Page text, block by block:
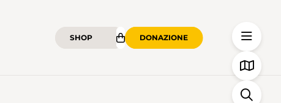
SHOP DONAZIONE